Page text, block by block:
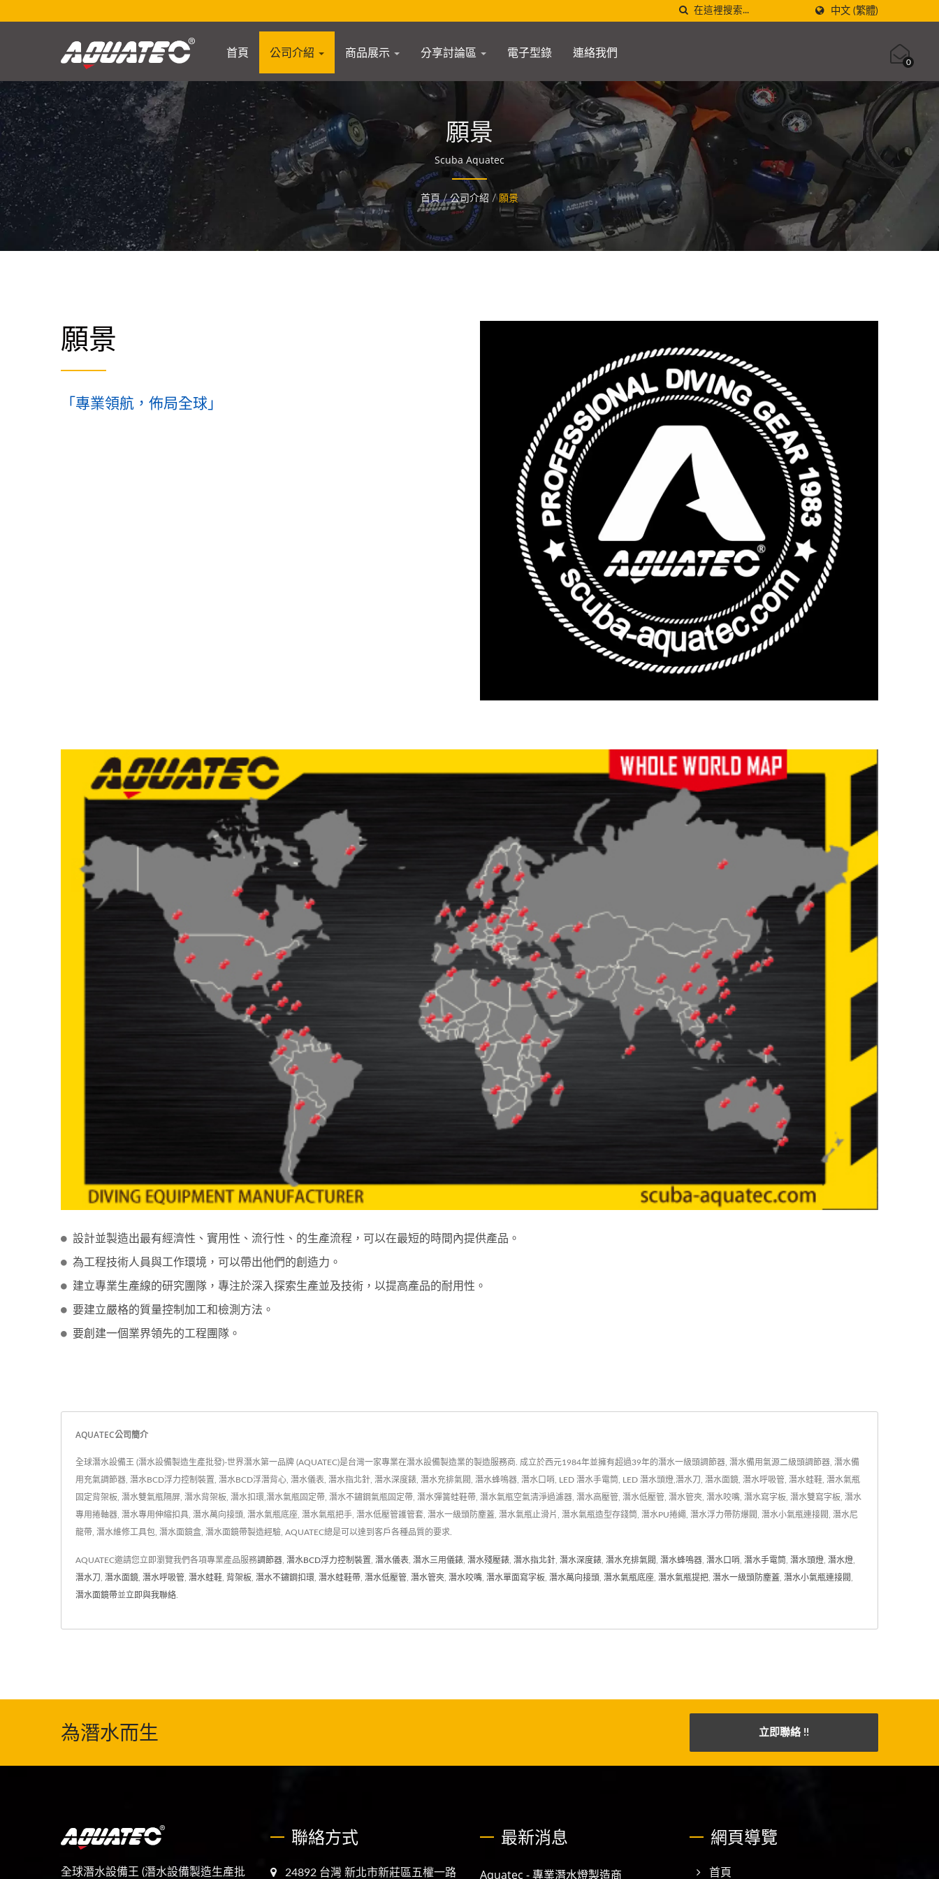
中文 (繁體)
首頁 公司介紹 商品展示 分享討論區 電子型錄 連絡我們
0
願景
Scuba Aquatec
首頁 / 公司介紹 / 願景
願景
「專業領航，佈局全球」
設計並製造出最有經濟性、實用性、流行性、的生產流程，可以在最短的時間內提供產品。
為工程技術人員與工作環境，可以帶出他們的創造力。
建立專業生產線的研究團隊，專注於深入探索生產並及技術，以提高產品的耐用性。
要建立嚴格的質量控制加工和檢測方法。
要創建一個業界領先的工程團隊。
AQUATEC公司簡介
全球潛水設備王 (潛水設備製造生產批發)-世界潛水第一品牌 (AQUATEC)是台灣一家專業在潛水設備製造業的製造服務商. 成立於西元1984年並擁有超過39年的潛水一級頭調節器, 潛水備用氣源二級頭調節器, 潛水備
用充氣調節器, 潛水BCD浮力控制裝置, 潛水BCD浮潛背心, 潛水儀表, 潛水指北針, 潛水深度錶, 潛水充排氣閥, 潛水蜂鳴器, 潛水口哨, LED 潛水手電筒, LED 潛水頭燈,潛水刀, 潛水面鏡, 潛水呼吸管, 潛水蛙鞋, 潛水氣瓶
固定背架板, 潛水雙氣瓶隔屏, 潛水背架板, 潛水扣環,潛水氣瓶固定帶, 潛水不鏽鋼氣瓶固定帶, 潛水彈簧蛙鞋帶, 潛水氣瓶空氣清淨過濾器, 潛水高壓管, 潛水低壓管, 潛水管夾, 潛水咬嘴, 潛水寫字板, 潛水雙寫字板, 潛水
專用捲軸器, 潛水專用伸縮扣具, 潛水萬向接頭, 潛水氣瓶底座, 潛水氣瓶把手, 潛水低壓管護管套, 潛水一級頭防塵蓋, 潛水氣瓶止滑片, 潛水氣瓶造型存錢筒, 潛水PU捲繩, 潛水浮力帶防爆閥, 潛水小氣瓶連接閥, 潛水尼
龍帶, 潛水維修工具包, 潛水面鏡盒, 潛水面鏡帶製造經驗, AQUATEC總是可以達到客戶各種品質的要求.
AQUATEC邀請您立即瀏覽我們各項專業產品服務調節器 潛水BCD浮力控制裝置 潛水儀表 潛水三用儀錶 潛水殘壓錶 潛水指北針 潛水深度錶 潛水充排氣閥 潛水蜂鳴器 潛水口哨 潛水手電筒 潛水頭燈 潛水燈
潛水刀 潛水面鏡 潛水呼吸管 潛水蛙鞋 背架板 潛水不鏽鋼扣環 潛水蛙鞋帶 潛水低壓管 潛水管夾 潛水咬嘴 潛水單面寫字板 潛水萬向接頭 潛水氣瓶底座 潛水氣瓶提把 潛水一級頭防塵蓋 潛水小氣瓶連接閥
潛水面鏡帶並立即與我聯絡
為潛水而生 立即聯絡 !!
全球潛水設備王 (潛水設備製造生產批
聯絡方式
24892 台灣 新北市新莊區五權一路
最新消息
Aquatec - 專業潛水燈製造商
網頁導覽
首頁